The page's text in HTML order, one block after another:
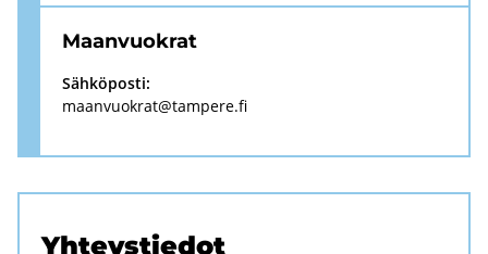
Maan­vuo­krat
Säh­kö­pos­ti:
maan­vuo­krat@tam­pe­re.fi
Yh­teys­tie­dot